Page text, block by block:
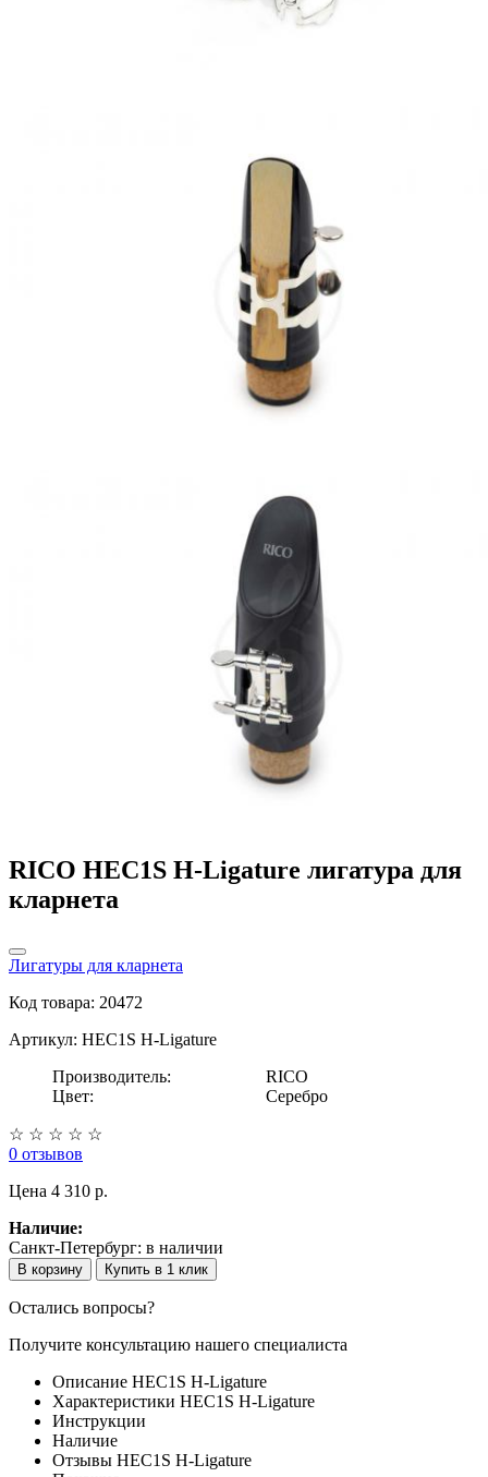
RICO HEC1S H-Ligature лигатура для
кларнета
Лигатуры для кларнета
Код товара: 20472
Артикул: HEC1S H-Ligature
Производитель:
RICO
Цвет:
Серебро
☆ ☆ ☆ ☆ ☆
0 отзывов
Цена 4 310 p.
Наличие:
Санкт-Петербург: в наличии
В корзину Купить в 1 клик
Остались вопросы?
Получите консультацию нашего специалиста
Описание HEC1S H-Ligature
Характеристики HEC1S H-Ligature
Инструкции
Наличие
Отзывы HEC1S H-Ligature